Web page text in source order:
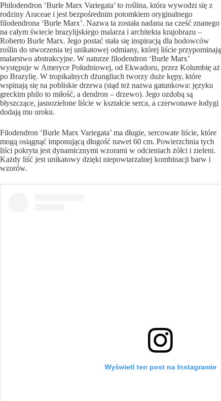
Philodendron ‘Burle Marx Variegata’ to roślina, która wywodzi się z
rodziny Araceae i jest bezpośrednim potomkiem oryginalnego
filodendrona ‘Burle Marx’. Nazwa ta została nadana na cześć znanego
na całym świecie brazylijskiego malarza i architekta krajobrazu –
Roberto Burle Marx. Jego postać stała się inspiracją dla hodowców
roślin do stworzenia tej unikatowej odmiany, której liście przypominają
malarstwo abstrakcyjne. W naturze filodendron ‘Burle Marx’
występuje w Ameryce Południowej, od Ekwadoru, przez Kolumbię aż
po Brazylię. W tropikalnych dżungliach tworzy duże kępy, które
wspinają się na pobliskie drzewa (stąd też nazwa gatunkowa: języku
greckim philo to miłość, a dendron – drzewo). Jego ozdobą są
błyszczące, jasnozielone liście w kształcie serca, a czerwonawe łodygi
dodają mu uroku.
Filodendron ‘Burle Marx Variegata’ ma długie, sercowate liście, które
mogą osiągnąć imponującą długość nawet 60 cm. Powierzchnia tych
liści pokryta jest dynamicznymi wzorami w odcieniach żółci i zieleni.
Każdy liść jest unikatowy dzięki niepowtarzalnej kombinacji barw i
wzorów.
Wyświetl ten post na Instagramie